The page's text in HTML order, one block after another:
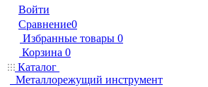
Войти
Сравнение0
Избранные товары 0
Корзина 0
Каталог
Металлорежущий инструмент